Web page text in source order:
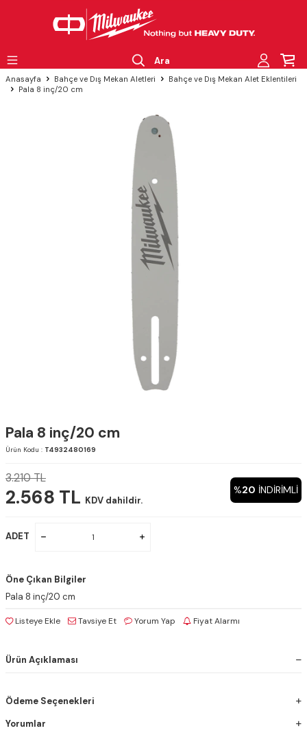
Ara
Anasayfa Bahçe ve Dış Mekan Aletleri
Bahçe ve Dış Mekan Alet Eklentileri
Pala 8 inç/20 cm
Pala 8 inç/20 cm
Ürün Kodu : T4932480169
3.210TL
2.568 TL KDV dahildir.
%20 INDIRIMLI
ADET
Öne Çıkan Bilgiler
Pala 8 inç/20 cm
Listeye Ekle Tavsiye Et Yorum Yap Fiyat Alarmı
Ürün Açıklaması
Ödeme Seçenekleri
Yorumlar